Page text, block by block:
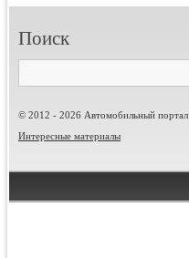
Поиск
© 2012 - 2026 Автомобильный портал
Интересные материалы